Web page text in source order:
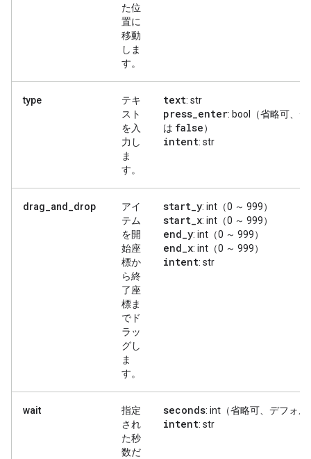
た位
置に
移動
しま
す。
type
テキ
スト
を入
力し
ま
す。
text: str
press_enter: bool（省略可、
は false）
intent: str
drag_and_drop
アイ
テム
を開
始座
標か
ら終
了座
標ま
でド
ラッ
グし
ま
す。
start_y: int（0 ～ 999）
start_x: int（0 ～ 999）
end_y: int（0 ～ 999）
end_x: int（0 ～ 999）
intent: str
wait
指定
され
た秒
数だ
seconds: int（省略可、デフォ
intent: str